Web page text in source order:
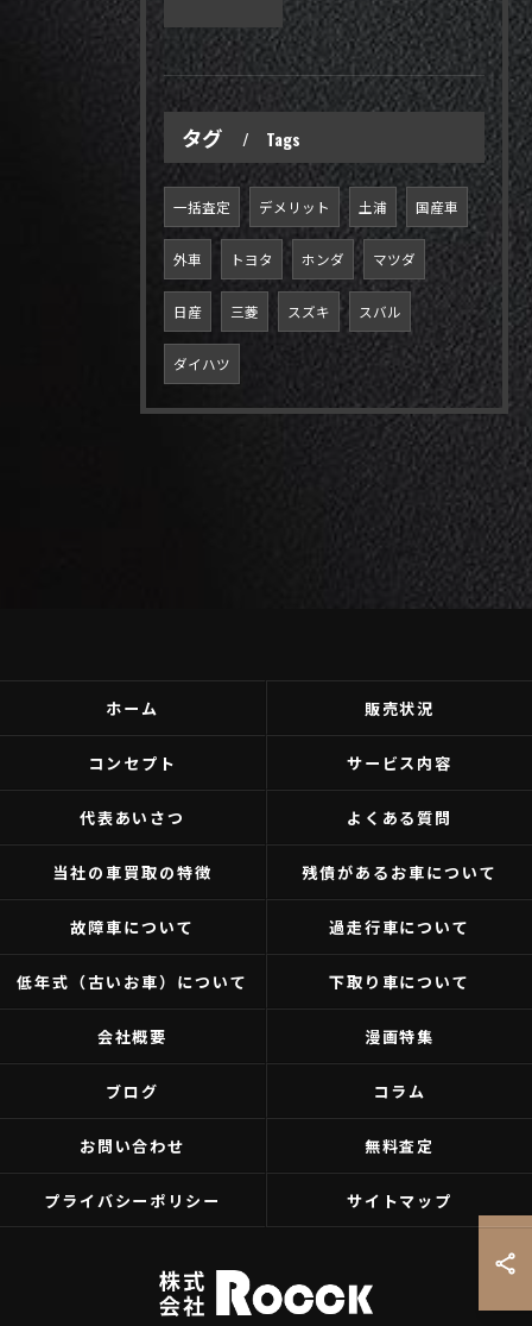
タグ Tags
一括査定 デメリット 土浦 国産車
外車 トヨタ ホンダ マツダ
日産 三菱 スズキ スバル
ダイハツ
ホーム 販売状況
コンセプト サービス内容
代表あいさつ よくある質問
当社の車買取の特徴 残債があるお車について
故障車について 過走行車について
低年式（古いお車）について 下取り車について
会社概要 漫画特集
ブログ コラム
お問い合わせ 無料査定
プライバシーポリシー サイトマップ